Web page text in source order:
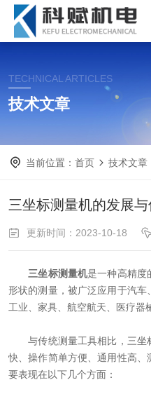
TECHNICAL ARTICLES
技术文章
当前位置：首页 技术文章
三坐标测量机的发展与
更新时间：2023-10-18
三坐标测量机是一种高精度
形状的测量，被广泛应用于汽车
工业、家具、航空航天、医疗器
与传统测量工具相比，三坐
快、操作简单方便、通用性高
要表现在以下几个方面：